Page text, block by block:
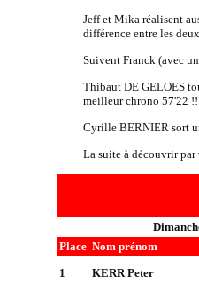
Jeff et Mika réalisent
différence entre les
Suivent Franck (avec
Thibaut DE GELOES
meilleur chrono 57'22
Cyrille BERNIER sort
La suite à découvrir par
Place Nom prénom
1 KERR Peter